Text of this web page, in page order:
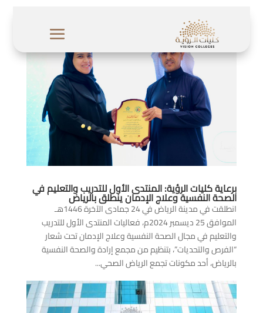
برعاية كليات الرؤية: المنتدى الأول للتدريب والتعليم في
الصحة النفسية وعلاج الإدمان ينطلق بالرياض
انطلقت في مدينة الرياض في 24 جمادى الآخرة 1446هـ
الموافق 25 ديسمبر 2024م، فعاليات المنتدى الأول للتدريب
والتعليم في مجال الصحة النفسية وعلاج الإدمان تحت شعار
“الفرص والتحديات”، بتنظيم من مجمع إرادة والصحة النفسية
بالرياض، أحد مكونات تجمع الرياض الصحي...